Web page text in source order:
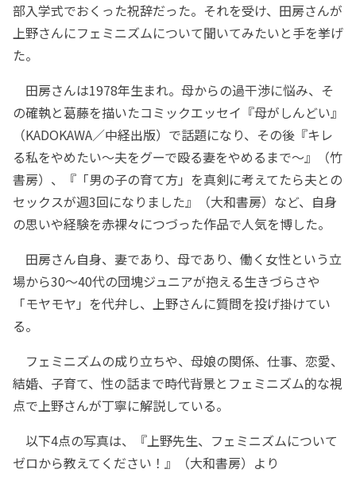
部入学式でおくった祝辞だった。それを受け、田房さんが
上野さんにフェミニズムについて聞いてみたいと手を挙げ
た。
田房さんは1978年生まれ。母からの過干渉に悩み、そ
の確執と葛藤を描いたコミックエッセイ『母がしんどい』
（KADOKAWA／中経出版）で話題になり、その後『キレ
る私をやめたい～夫をグーで殴る妻をやめるまで～』（竹
書房）、『「男の子の育て方」を真剣に考えてたら夫との
セックスが週3回になりました』（大和書房）など、自身
の思いや経験を赤裸々につづった作品で人気を博した。
田房さん自身、妻であり、母であり、働く女性という立
場から30～40代の団塊ジュニアが抱える生きづらさや
「モヤモヤ」を代弁し、上野さんに質問を投げ掛けてい
る。
フェミニズムの成り立ちや、母娘の関係、仕事、恋愛、
結婚、子育て、性の話まで時代背景とフェミニズム的な視
点で上野さんが丁寧に解説している。
以下4点の写真は、『上野先生、フェミニズムについて
ゼロから教えてください！』（大和書房）より